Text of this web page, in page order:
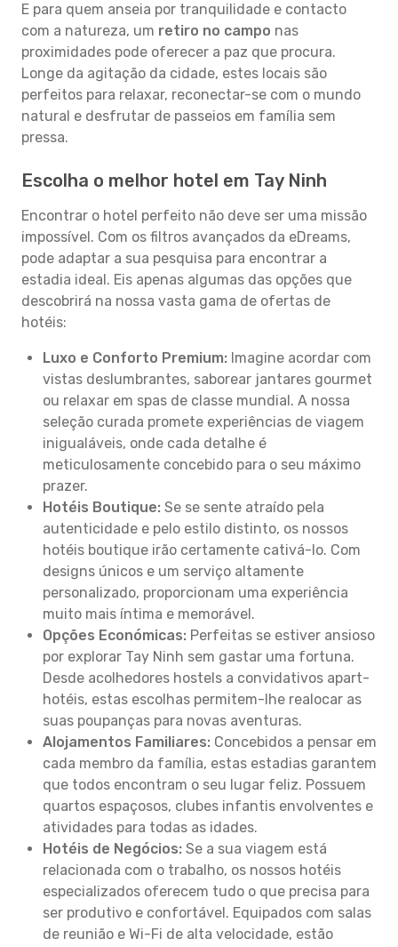
E para quem anseia por tranquilidade e contacto
com a natureza, um retiro no campo nas
proximidades pode oferecer a paz que procura.
Longe da agitação da cidade, estes locais são
perfeitos para relaxar, reconectar-se com o mundo
natural e desfrutar de passeios em família sem
pressa.
Escolha o melhor hotel em Tay Ninh
Encontrar o hotel perfeito não deve ser uma missão
impossível. Com os filtros avançados da eDreams,
pode adaptar a sua pesquisa para encontrar a
estadia ideal. Eis apenas algumas das opções que
descobrirá na nossa vasta gama de ofertas de
hotéis:
Luxo e Conforto Premium: Imagine acordar com
vistas deslumbrantes, saborear jantares gourmet
ou relaxar em spas de classe mundial. A nossa
seleção curada promete experiências de viagem
inigualáveis, onde cada detalhe é
meticulosamente concebido para o seu máximo
prazer.
Hotéis Boutique: Se se sente atraído pela
autenticidade e pelo estilo distinto, os nossos
hotéis boutique irão certamente cativá-lo. Com
designs únicos e um serviço altamente
personalizado, proporcionam uma experiência
muito mais íntima e memorável.
Opções Económicas: Perfeitas se estiver ansioso
por explorar Tay Ninh sem gastar uma fortuna.
Desde acolhedores hostels a convidativos apart-
hotéis, estas escolhas permitem-lhe realocar as
suas poupanças para novas aventuras.
Alojamentos Familiares: Concebidos a pensar em
cada membro da família, estas estadias garantem
que todos encontram o seu lugar feliz. Possuem
quartos espaçosos, clubes infantis envolventes e
atividades para todas as idades.
Hotéis de Negócios: Se a sua viagem está
relacionada com o trabalho, os nossos hotéis
especializados oferecem tudo o que precisa para
ser produtivo e confortável. Equipados com salas
de reunião e Wi-Fi de alta velocidade, estão